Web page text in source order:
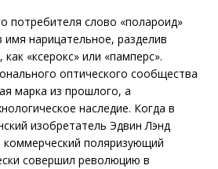
потребителя слово «полароид»
имя нарицательное, разделив
«ксерокс» или «памперс».
оптического сообщества
марка из прошлого, а
наследие. Ко­гда в
изобретатель Эдвин Лэнд
поляризующий
совершил революцию в